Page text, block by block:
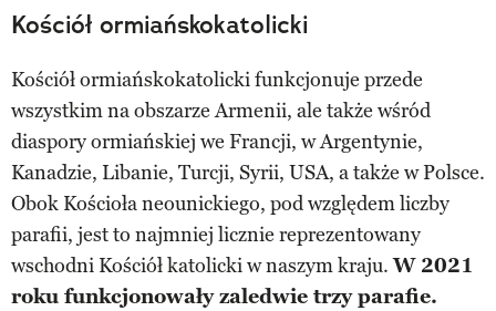
Kościół ormiańskokatolicki
Kościół ormiańskokatolicki funkcjonuje przede
wszystkim na obszarze Armenii, ale także wśród
diaspory ormiańskiej we Francji, w Argentynie,
Kanadzie, Libanie, Turcji, Syrii, USA, a także w Polsce.
Obok Kościoła neounickiego, pod względem liczby
parafii, jest to najmniej licznie reprezentowany
wschodni Kościół katolicki w naszym kraju.W 2021
roku funkcjonowały zaledwie trzy parafie.